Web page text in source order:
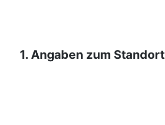
1. Angaben zum Standort